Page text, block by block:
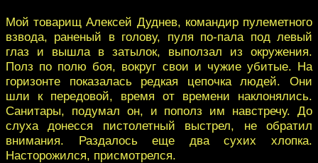
Мой товарищ Алексей Дуднев, командир пулеметного
взвода, раненый в голову, пуля по-пала под левый
глаз и вышла в затылок, выползал из окружения.
Полз по полю боя, вокруг свои и чужие убитые. На
горизонте показалась редкая цепочка людей. Они
шли к передовой, время от времени наклонялись.
Санитары, подумал он, и пополз им навстречу. До
слуха донесся пистолетный выстрел, не обратил
внимания. Раздалось еще два сухих хлопка.
Насторожился, присмотрелся.